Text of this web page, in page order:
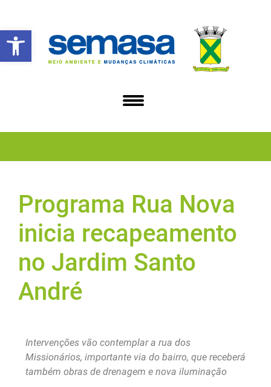
Abrir a barra de ferramentas
Programa Rua Nova
inicia recapeamento
no Jardim Santo
André
Intervenções vão contemplar a rua dos
Missionários, importante via do bairro, que receberá
também obras de drenagem e nova iluminação